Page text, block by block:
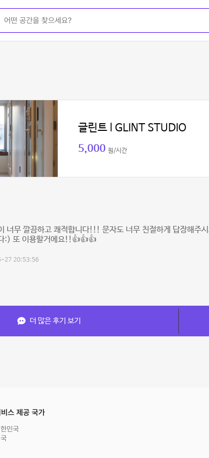
글린트 l GLINT STUDIO
5,000 원/시간
너무 깔끔하고 쾌적합니다!!! 문자도 너무 친절하게 답장해주
:) 또 이용할거에요!!👍👍👍
27 20:53:56
더 많은 후기 보기
스 제공 국가
민국